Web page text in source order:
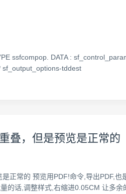
ssfcompop. DATA :
sf_output_options-tddest
叠，但是预览是正常的
正常的 预览用PDF!命令,导出PDF,
的话,调整样式,右缩进0.05CM 让多